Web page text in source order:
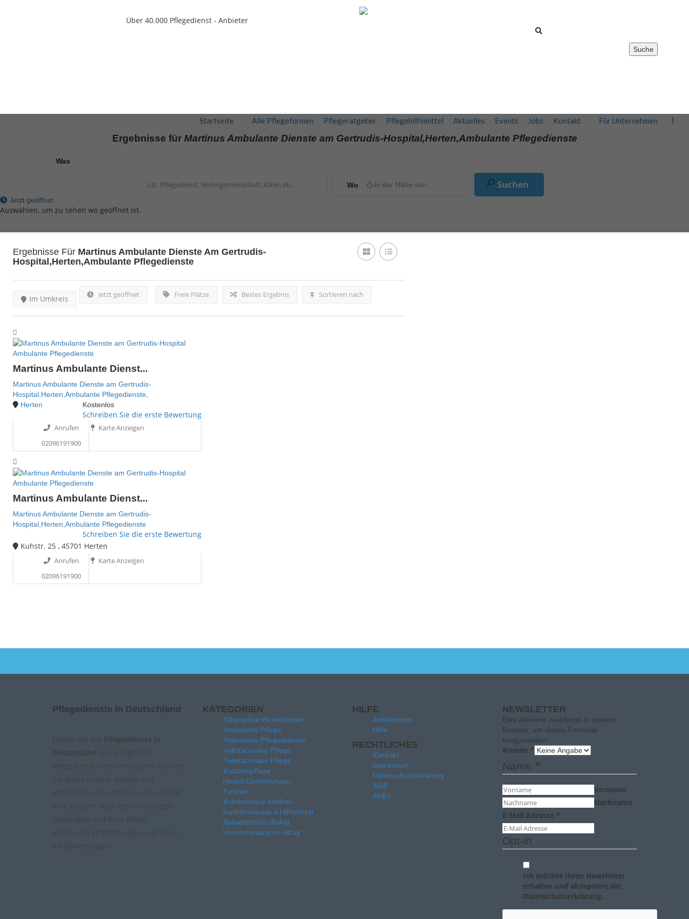
Über 40.000 Pflegedienst - Anbieter
Suche
Startseite Alle Pflegeformen Pflegeratgeber Pflegehilfsmittel Aktuelles Events Jobs Kontakt Für Unternehmen
Ergebnisse für Martinus Ambulante Dienste am Gertrudis-Hospital,Herten,Ambulante Pflegedienste
Was
Wo
Jetzt geöffnet
Auswählen, um zu sehen wo geöffnet ist.
Ergebnisse Für Martinus Ambulante Dienste Am Gertrudis-
Hospital,Herten,Ambulante Pflegedienste
Jetzt geöffnet Freie Plätze
Im Umkreis Bestes Ergebnis Sortieren nach
Ambulante Pflegedienste
Martinus Ambulante Dienst...
Martinus Ambulante Dienste am Gertrudis-
Hospital,Herten,Ambulante Pflegedienste,
Kostenlos
Schreiben Sie die erste Bewertung
Herten
Anrufen
02096191900
Karte Anzeigen
Ambulante Pflegedienste
Martinus Ambulante Dienst...
Martinus Ambulante Dienste am Gertrudis-
Hospital,Herten,Ambulante Pflegedienste
Schreiben Sie die erste Bewertung
Kuhstr. 25 , 45701 Herten
Anrufen
02096191900
Karte Anzeigen
Pflegedienste in Deutschland
Finden Sie mit Pflegedienste in
Deutschland den geeigneten
Pflegedienst Ihres Vertrauens. Suchen
Sie direkt in Ihrer Region und
informieren Sie sich bequem, schnell
und anonym über Beschreibungen,
Leistungen und freie Plätze.
Nutzen Sie Empfehlungen und lesen
Sie Bewertungen.
KATEGORIEN
Alternative Wohnformen
Ambulante Pflege
Ambulante Pflegedienste
Vollstationäre Pflege
Teilstationäre Pflege
Kurzzeitpflege
Hospiz Einrichtungen
Partner
Krankenhaus Kliniken
Sanitätshäuser & Hilfsmittel
Rehabilitation (Reha)
Unterstützung im Alltag
HILFE
Anleitungen
Hilfe
RECHTLICHES
Kontakt
Impressum
Datenschutzerklärung
AGB
ANBs
NEWSLETTER
Bitte aktiviere JavaScript in deinem
Browser, um dieses Formular
fertigzustellen.
Anrede *
Name *
Vorname
Nachname
E-Mail Adresse *
Opt-in
Ich möchte Ihren Newsletter
erhalten und akzeptiere die
Datenschutzerklärung.